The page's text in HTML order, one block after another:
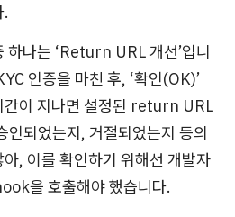
.
하나는 ‘Return URL 개선’입니
인증을 마친 후, ‘확인(OK)’
간이 지나면 설정된 return URL
인되었는지, 거절되었는지 등의
, 이를 확인하기 위해선 개발자
을 호출해야 했습니다.